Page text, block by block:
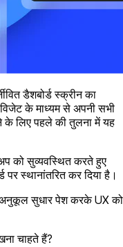
डैशबोर्ड स्क्रीन का
के माध्यम से अपनी सभी
के लिए पहले की तुलना में यह
को सुव्यवस्थित करते हुए
स्थानांतरित कर दिया है।
अनुकूल सुधार पेश करके UX को
चाहते हैं?